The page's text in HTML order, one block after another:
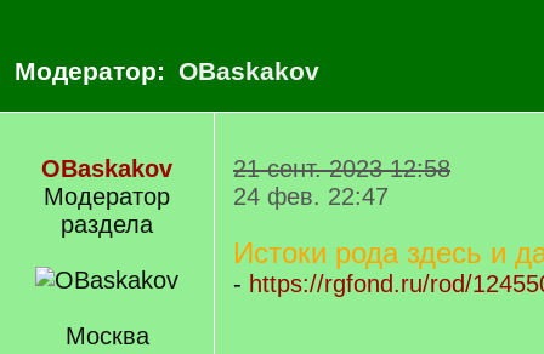
Модератор: OBaskakov
OBaskakov
Модератор
раздела
Москва
21 сент. 2023 12:58
24 фев. 22:47
Истоки рода здесь и
- https://rgfond.ru/rod/